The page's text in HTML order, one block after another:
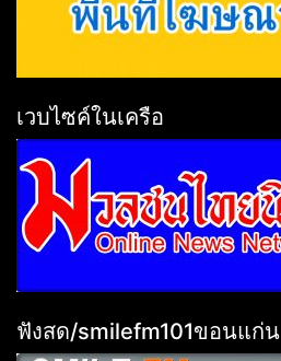
เวบไซค์ในเครือ
ฟังสด/smilefm101ขอนแก่น